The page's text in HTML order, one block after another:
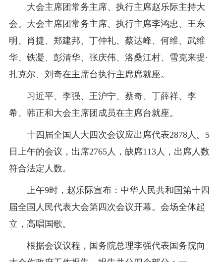
大会主席团常务主席、执行主席赵乐际主持大
会。大会主席团常务主席、执行主席李鸿忠、王东
明、肖捷、郑建邦、丁仲礼、蔡达峰、何维、武维
华、铁凝、彭清华、张庆伟、洛桑江村、雪克来提·
扎克尔、刘奇在主席台执行主席席就座。
习近平、李强、王沪宁、蔡奇、丁薛祥、李
希、韩正和大会主席团成员在主席台就座。
十四届全国人大四次会议应出席代表2878人。5
日上午的会议，出席2765人，缺席113人，出席人数
符合法定人数。
上午9时，赵乐际宣布：中华人民共和国第十四
届全国人民代表大会第四次会议开幕。会场全体起
立，高唱国歌。
根据会议议程，国务院总理李强代表国务院向